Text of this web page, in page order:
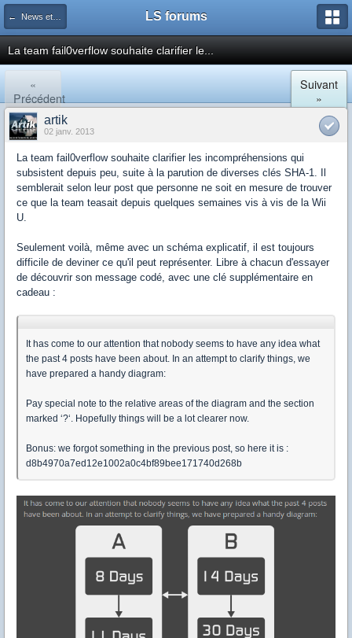
← News et actualités postées sur LS LS forums
La team fail0verflow souhaite clarifier le...
«
Précédent
Suivant
»
artik
02 janv. 2013
La team fail0verflow souhaite clarifier les incompréhensions qui
subsistent depuis peu, suite à la parution de diverses clés SHA-1. Il
semblerait selon leur post que personne ne soit en mesure de trouver
ce que la team teasait depuis quelques semaines vis à vis de la Wii
U.
Seulement voilà, même avec un schéma explicatif, il est toujours
difficile de deviner ce qu'il peut représenter. Libre à chacun d'essayer
de découvrir son message codé, avec une clé supplémentaire en
cadeau :
It has come to our attention that nobody seems to have any idea what
the past 4 posts have been about. In an attempt to clarify things, we
have prepared a handy diagram:
Pay special note to the relative areas of the diagram and the section
marked ‘?‘. Hopefully things will be a lot clearer now.
Bonus: we forgot something in the previous post, so here it is :
d8b4970a7ed12e1002a0c4bf89bee171740d268b